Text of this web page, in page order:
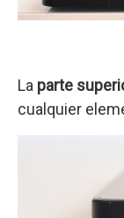
La parte
cualquier